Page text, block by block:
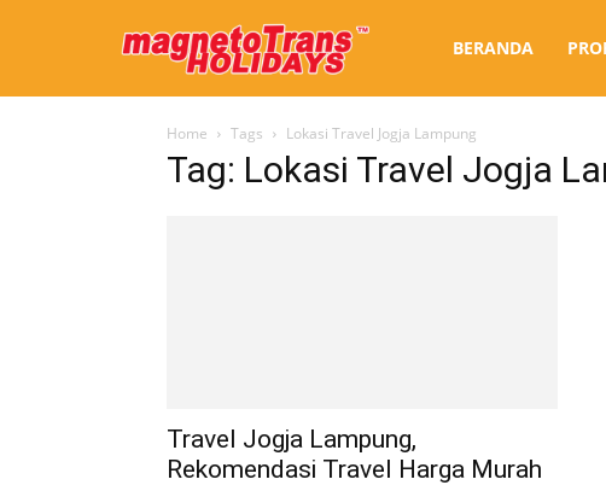
Bus
BERANDA
Home Tags Lokasi Travel Jogja Lampung
Tag: Lokasi Travel Jogja
Travel Jogja Lampung,
Rekomendasi Travel Harga Murah